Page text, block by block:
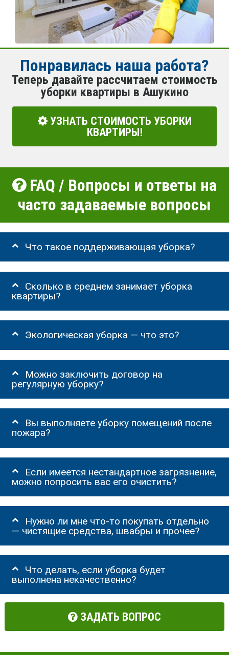
Понравилась наша работа?
Теперь давайте рассчитаем стоимость
уборки квартиры в Ашукино
УЗНАТЬ СТОИМОСТЬ УБОРКИ
КВАРТИРЫ!
FAQ / Вопросы и ответы на
часто задаваемые вопросы
Что такое поддерживающая уборка?
Сколько в среднем занимает уборка
квартиры?
Экологическая уборка — что это?
Можно заключить договор на
регулярную уборку?
Вы выполняете уборку помещений после
пожара?
Если имеется нестандартное загрязнение,
можно попросить вас его очистить?
Нужно ли мне что-то покупать отдельно
— чистящие средства, швабры и прочее?
Что делать, если уборка будет
выполнена некачественно?
ЗАДАТЬ ВОПРОС